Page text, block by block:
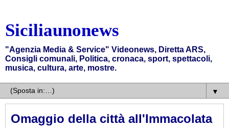
Siciliaunonews
"Agenzia Media & Service" Videonews, Diretta ARS,
Consigli comunali, Politica, cronaca, sport, spettacoli,
musica, cultura, arte, mostre.
▼
Omaggio della città all'Immacolata